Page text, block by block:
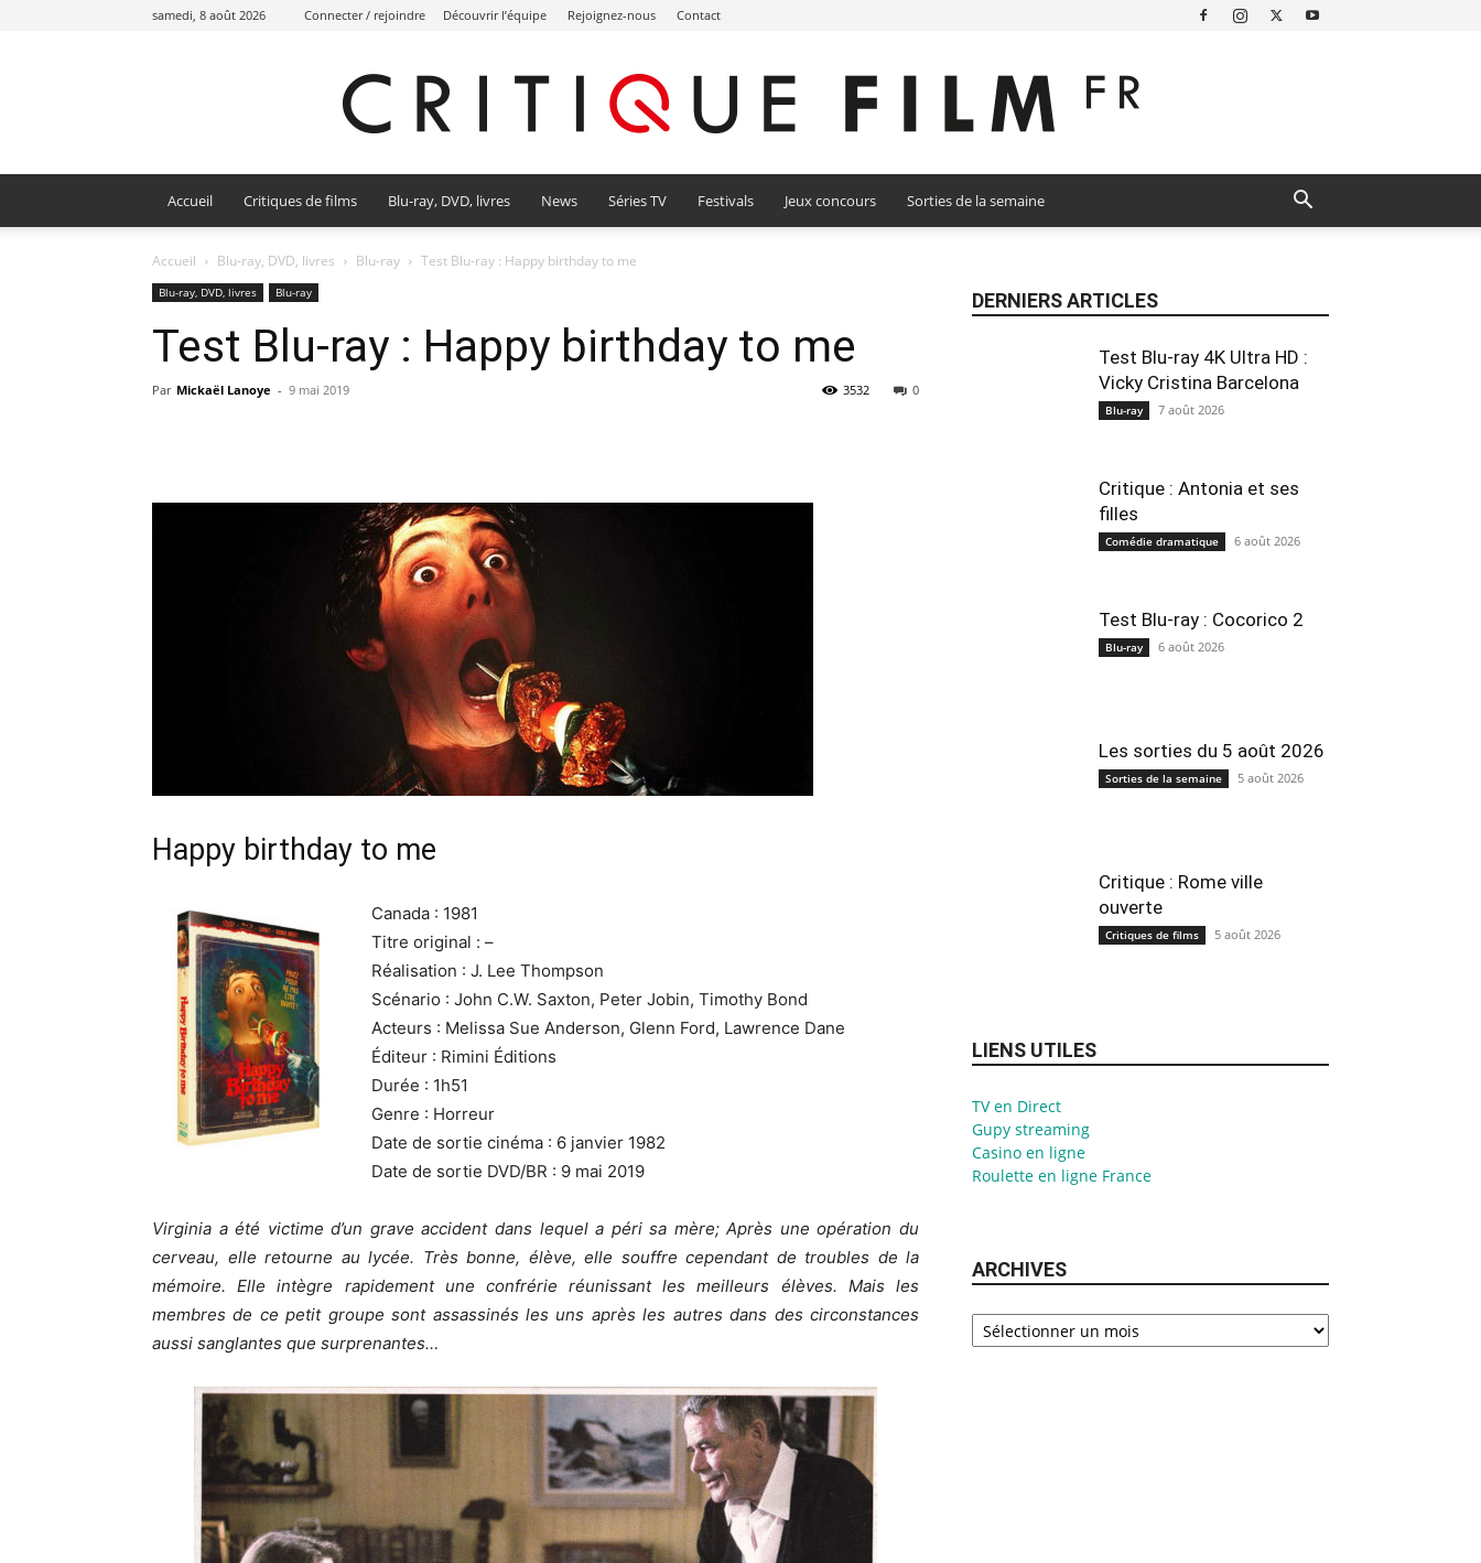
samedi, 8 août 2026 Connecter / rejoindre Découvrir l’équipe Rejoignez-nous Contact
Accueil Critiques de films Blu-ray, DVD, livres News Séries TV Festivals Jeux concours Sorties de la semaine
Accueil Blu-ray, DVD, livres Blu-ray Test Blu-ray : Happy birthday to me
Blu-ray, DVD, livres Blu-ray
Test Blu-ray : Happy birthday to me
Par Mickaël Lanoye - 9 mai 2019 0
3532
Happy birthday to me
Canada : 1981
Titre original : –
Réalisation : J. Lee Thompson
Scénario : John C.W. Saxton, Peter Jobin, Timothy Bond
Acteurs : Melissa Sue Anderson, Glenn Ford, Lawrence Dane
Éditeur : Rimini Éditions
Durée : 1h51
Genre : Horreur
Date de sortie cinéma : 6 janvier 1982
Date de sortie DVD/BR : 9 mai 2019
Virginia a été victime d’un grave accident dans lequel a péri sa mère; Après une opération du
cerveau, elle retourne au lycée. Très bonne, élève, elle souffre cependant de troubles de la
mémoire. Elle intègre rapidement une confrérie réunissant les meilleurs élèves. Mais les
membres de ce petit groupe sont assassinés les uns après les autres dans des circonstances
aussi sanglantes que surprenantes…
DERNIERS ARTICLES
Test Blu-ray 4K Ultra HD :
Vicky Cristina Barcelona
Blu-ray 7 août 2026
Critique : Antonia et ses
filles
Comédie dramatique 6 août 2026
Test Blu-ray : Cocorico 2
Blu-ray 6 août 2026
Les sorties du 5 août 2026
Sorties de la semaine 5 août 2026
Critique : Rome ville
ouverte
Critiques de films 5 août 2026
LIENS UTILES
TV en Direct
Gupy streaming
Casino en ligne
Roulette en ligne France
ARCHIVES
Archives